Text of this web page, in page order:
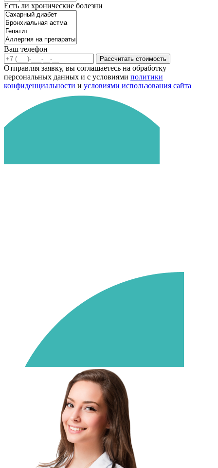
Есть ли хронические болезни
Ваш телефон
Рассчитать стоимость
Отправляя заявку, вы соглашаетесь на обработку
персональных данных и с условиями политики
конфиденциальности и условиями использования сайта